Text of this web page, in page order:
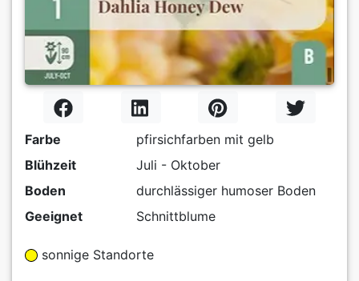
Farbe
pfirsichfarben mit gelb
Blühzeit
Juli - Oktober
Boden
durchlässiger humoser Boden
Geeignet
Schnittblume
sonnige Standorte